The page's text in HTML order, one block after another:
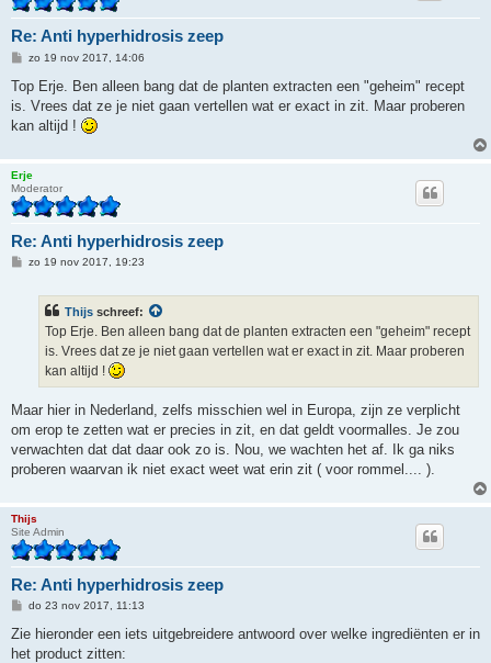
Re: Anti hyperhidrosis zeep
B
r
c
h
zo 19 nov 2017, 14:06
Top Erje. Ben alleen bang dat de planten extracten een "geheim" recept
is. Vrees dat ze je niet gaan vertellen wat er exact in zit. Maar proberen
kan altijd !
Erje
Moderator
Re: Anti hyperhidrosis zeep
Bzo 19 nov 2017, 19:23
Thijs schreef:
Top Erje. Ben alleen bang dat de planten extracten een "geheim" recept
is. Vrees dat ze je niet gaan vertellen wat er exact in zit. Maar proberen
kan altijd !
Maar hier in Nederland, zelfs misschien wel in Europa, zijn ze verplicht
om erop te zetten wat er precies in zit, en dat geldt voormalles. Je zou
verwachten dat dat daar ook zo is. Nou, we wachten het af. Ik ga niks
proberen waarvan ik niet exact weet wat erin zit ( voor rommel.... ).
Thijs
Site Admin
Re: Anti hyperhidrosis zeep
B
r
c
do 23 nov 2017, 11:13
Zie hieronder een iets uitgebreidere antwoord over welke ingrediënten er in
het product zitten: